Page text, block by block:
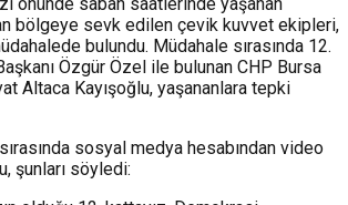
bölgeye sevk edilen çevik kuvvet ekipleri,
bulundu. Müdahale sırasında 12.
Özgür Özel ile bulunan CHP Bursa
Altaca Kayışoğlu, yaşananlara tepki
sosyal medya hesabından video
şunları söyledi: